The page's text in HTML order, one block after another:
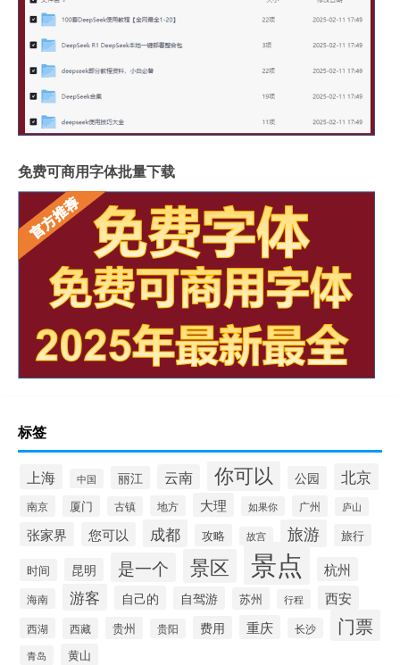
免费可商用字体批量下载
标签
上海 中国 丽江 云南 你可以 公园 北京
南京 厦门 古镇 地方 大理 如果你 广州 庐山
张家界 您可以 成都 攻略 故宫 旅游 旅行
时间 昆明 是一个 景区 景点 杭州
海南 游客 自己的 自驾游 苏州 行程 西安
西湖 西藏 贵州 贵阳 费用 重庆 长沙 门票
青岛 黄山